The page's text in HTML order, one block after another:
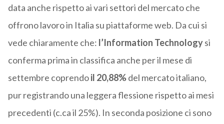
data anche rispetto ai vari settori del mercato che
offrono lavoro in Italia su piattaforme web. Da cui si
vede chiaramente che: l’Information Technologysi
conferma prima in classifica anche per il mese di
settembre coprendoil 20,88%del mercato italiano,
pur registrando una leggera flessione rispetto ai mesi
precedenti (c.ca il 25%). In seconda posizione ci sono